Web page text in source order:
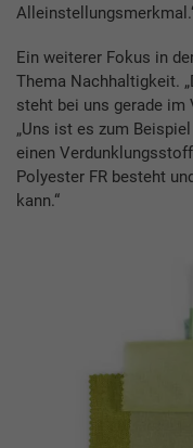
Ein weiterer Fokus in
Thema Nachhaltigkeit.
steht bei uns gerade im
„Uns ist es zum
einen
Polyester FR besteht
kann.“